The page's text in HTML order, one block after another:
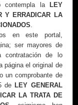
contempla la
LEY
Y ERRADICAR LA
en este portal,
ser mayores de
contratación de lo
página el original de
un comprobante de
de LEY GENERAL
LA TRATA DE